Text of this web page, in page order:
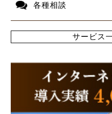
各種相談
サービス